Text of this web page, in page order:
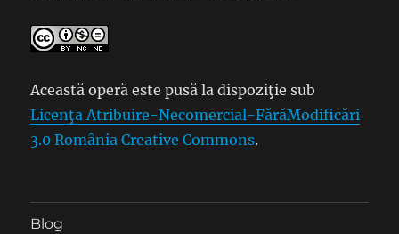
Această operă este pusă la dispoziţie sub
Licenţa Atribuire-Necomercial-FărăModificări
3.0 România Creative Commons.
Blog